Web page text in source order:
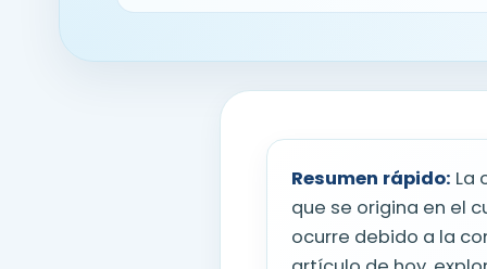
Resumen rápido: La
que se origina en el
ocurre debido a la